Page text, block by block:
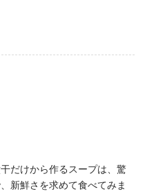
だけから作るスープは、驚
新鮮さを求めて食べてみま